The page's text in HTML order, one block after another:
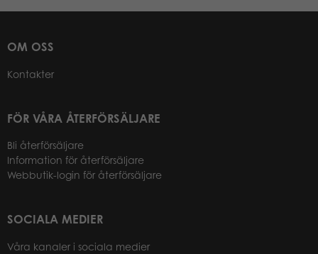
OM OSS
Kontakter
FÖR VÅRA ÅTERFÖRSÄLJARE
Bli återförsäljare
Information för återförsäljare
Webbutik-login för återförsäljare
SOCIALA MEDIER
Våra kanaler i sociala medier